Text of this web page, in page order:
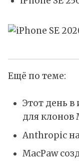
Ещё по теме:
Этот день в
для клонов
Anthropic
MacPaw